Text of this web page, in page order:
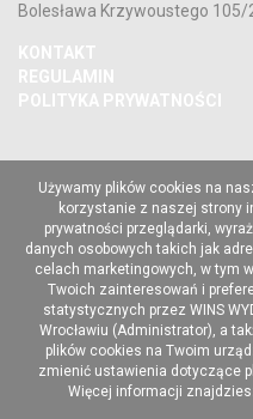
Bolesława Krzywoustego 105/
KONTAKT
REGULAMIN
POLITYKA PRYWATNOŚCI
Używamy plików cookies na
korzystanie z naszej strony
prywatności przeglądarki,
danych osobowych takich jak
celach marketingowych, w tym
Twoich zainteresowań i
statystycznych przez WINS
Wrocławiu (Administrator), a
plików cookies na Twoim
zmienić ustawienia dotyczące
Więcej informacji